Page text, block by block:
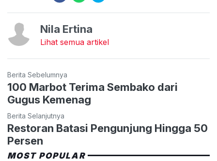
Nila Ertina
Lihat semua artikel
Berita Sebelumnya
100 Marbot Terima Sembako dari
Gugus Kemenag
Berita Selanjutnya
Restoran Batasi Pengunjung Hingga 50
Persen
MOST POPULAR